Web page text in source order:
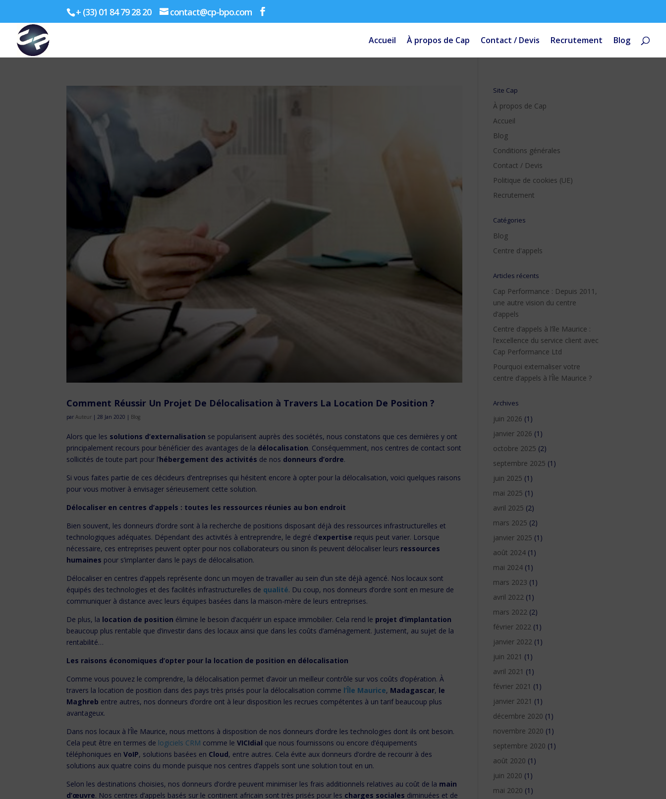
+ (33) 01 84 79 28 20 contact@cp-bpo.com
Accueil À propos de Cap Contact / Devis Recrutement Blog
Comment Réussir Un Projet De Délocalisation à Travers La Location De Position ?
par Auteur | 28 Jan 2020 | Blog
Alors que les solutions d’externalisation se popularisent auprès des sociétés, nous constatons que ces dernières y ont
principalement recours pour bénéficier des avantages de la délocalisation. Conséquemment, nos centres de contact sont
sollicités de toute part pour l’hébergement des activités de nos donneurs d’ordre.
Si vous faites partie de ces décideurs d’entreprises qui hésitent encore à opter pour la délocalisation, voici quelques raisons
pour vous motiver à envisager sérieusement cette solution.
Délocaliser en centres d’appels : toutes les ressources réunies au bon endroit
Bien souvent, les donneurs d’ordre sont à la recherche de positions disposant déjà des ressources infrastructurelles et
technologiques adéquates. Dépendant des activités à entreprendre, le degré d’expertise requis peut varier. Lorsque
nécessaire, ces entreprises peuvent opter pour nos collaborateurs ou sinon ils peuvent délocaliser leurs ressources
humaines pour s’implanter dans le pays de délocalisation.
Délocaliser en centres d’appels représente donc un moyen de travailler au sein d’un site déjà agencé. Nos locaux sont
équipés des technologies et des facilités infrastructurelles de qualité. Du coup, nos donneurs d’ordre sont en mesure de
communiquer à distance avec leurs équipes basées dans la maison-mère de leurs entreprises.
De plus, la location de position élimine le besoin d’acquérir un espace immobilier. Cela rend le projet d’implantation
beaucoup plus rentable que d’investir dans des locaux ainsi que dans les coûts d’aménagement. Justement, au sujet de la
rentabilité…
Les raisons économiques d’opter pour la location de position en délocalisation
Comme vous pouvez le comprendre, la délocalisation permet d’avoir un meilleur contrôle sur vos coûts d’opération. À
travers la location de position dans des pays très prisés pour la délocalisation comme l’Île Maurice, Madagascar, le
Maghreb entre autres, nos donneurs d’ordre ont à leur disposition les recrues compétentes à un tarif beaucoup plus
avantageux.
Dans nos locaux à l’Île Maurice, nous mettons à disposition de nos donneurs d’ordre les technologies dont ils ont besoin.
Cela peut être en termes de logiciels CRM comme leVICIdial que nous fournissons ou encore d’équipements
téléphoniques enVoIP, solutions basées en Cloud, entre autres. Cela évite aux donneurs d’ordre de recourir à des
solutions aux quatre coins du monde puisque nos centres d’appels sont une solution tout en un.
Selon les destinations choisies, nos donneurs d’ordre peuvent minimiser les frais additionnels relatives au coût de la main
d’œuvre. Nos centres d’appels basés sur le continent africain sont très prisés pour les charges sociales diminuées et de
Site Cap
À propos de Cap
Accueil
Blog
Conditions générales
Contact / Devis
Politique de cookies (UE)
Recrutement
Catégories
Blog
Centre d'appels
Articles récents
Cap Performance : Depuis 2011,
une autre vision du centre
d’appels
Centre d’appels à l’île Maurice :
l’excellence du service client avec
Cap Performance Ltd
Pourquoi externaliser votre
centre d’appels à l’Île Maurice ?
Archives
juin 2026 (1)
janvier 2026 (1)
octobre 2025 (2)
septembre 2025 (1)
juin 2025 (1)
mai 2025 (1)
avril 2025 (2)
mars 2025 (2)
janvier 2025 (1)
août 2024(1)
mai 2024(1)
mars 2023 (1)
avril 2022(1)
mars 2022(2)
février 2022(1)
janvier 2022(1)
juin 2021 (1)
avril 2021 (1)
février 2021 (1)
janvier 2021 (1)
décembre 2020 (1)
novembre 2020 (1)
septembre 2020 (1)
août 2020 (1)
juin 2020 (1)
mai 2020 (1)